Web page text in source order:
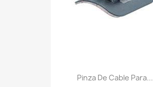
Pinza De Cable Para...